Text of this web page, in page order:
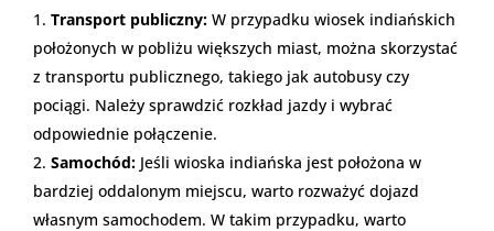
Transport publiczny: W przypadku wiosek indiańskich
położonych w pobliżu większych miast, można skorzystać
z transportu publicznego, takiego jak autobusy czy
pociągi. Należy sprawdzić rozkład jazdy i wybrać
odpowiednie połączenie.
Samochód: Jeśli wioska indiańska jest położona w
bardziej oddalonym miejscu, warto rozważyć dojazd
własnym samochodem. W takim przypadku, warto